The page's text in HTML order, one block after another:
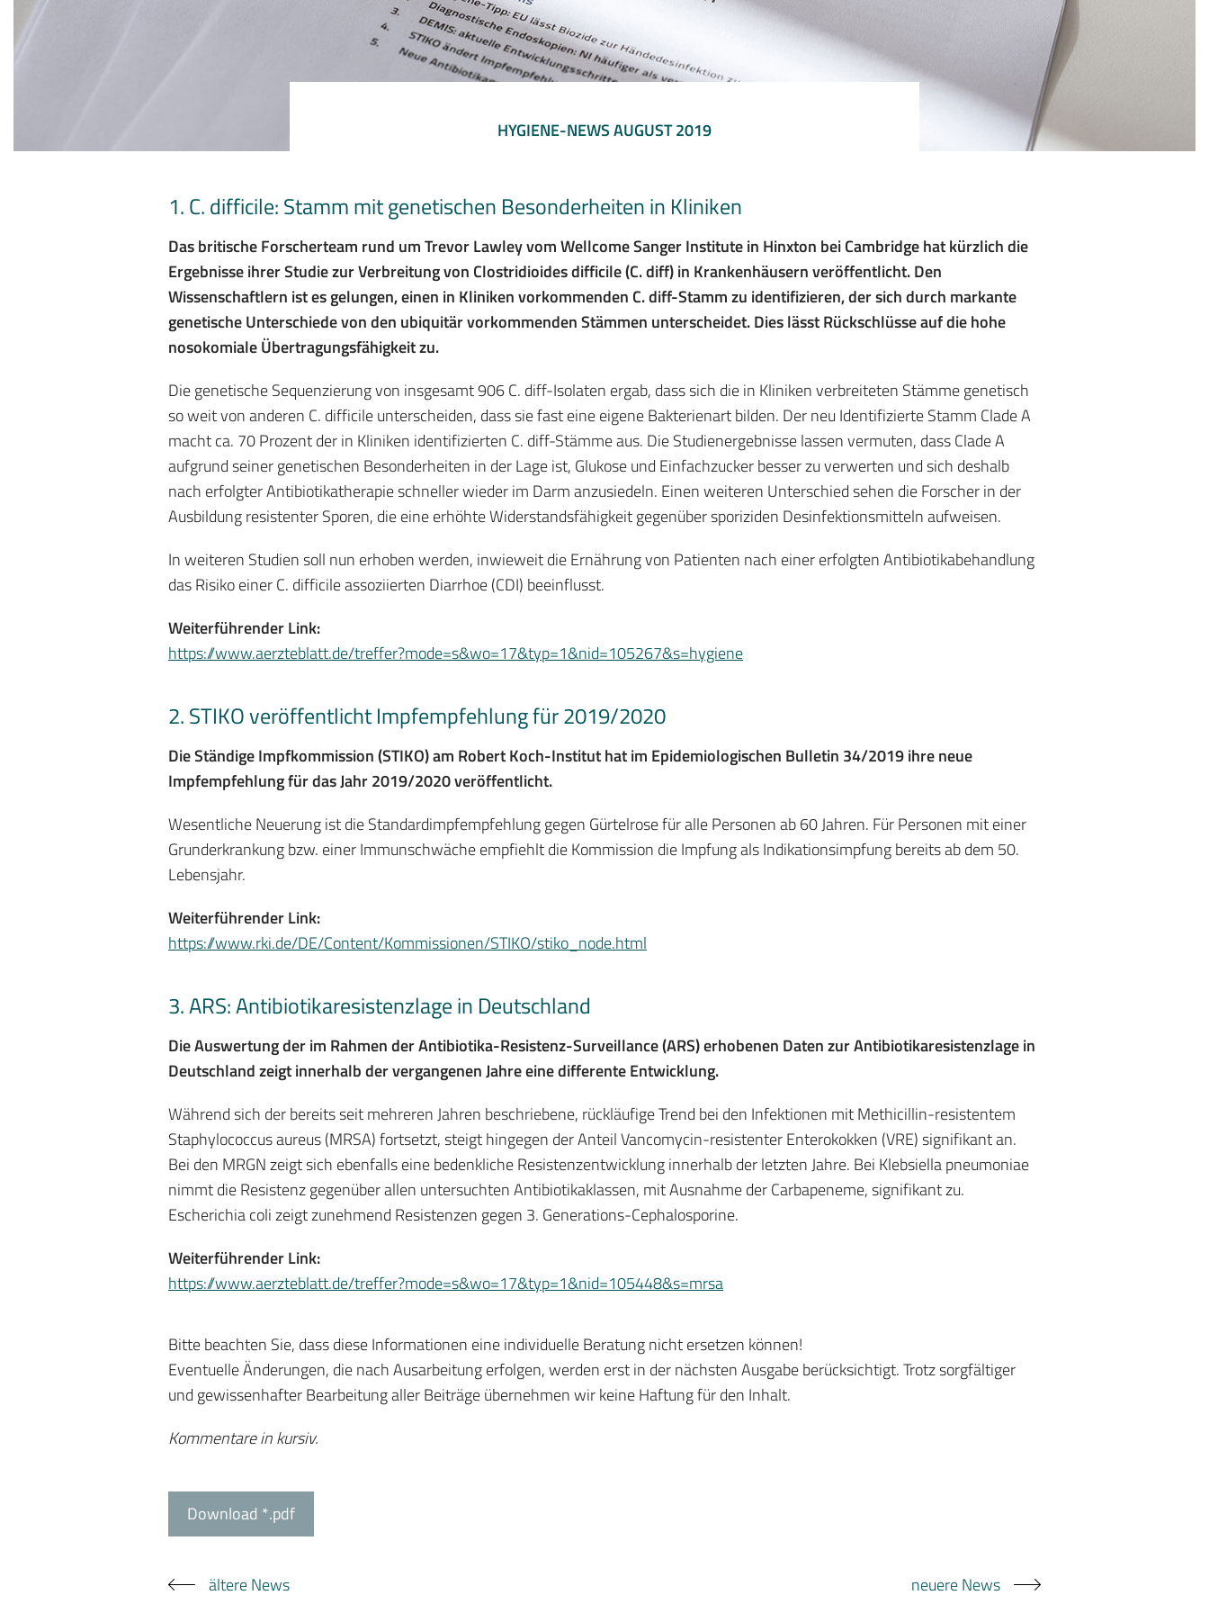
HYGIENE-NEWS AUGUST 2019
1. C. difficile: Stamm mit genetischen Besonderheiten in Kliniken
Das britische Forscherteam rund um Trevor Lawley vom Wellcome Sanger Institute in Hinxton bei Cambridge hat kürzlich die
Ergebnisse ihrer Studie zur Verbreitung von Clostridioides difficile (C. diff) in Krankenhäusern veröffentlicht. Den
Wissenschaftlern ist es gelungen, einen in Kliniken vorkommenden C. diff-Stamm zu identifizieren, der sich durch markante
genetische Unterschiede von den ubiquitär vorkommenden Stämmen unterscheidet. Dies lässt Rückschlüsse auf die hohe
nosokomiale Übertragungsfähigkeit zu.
Die genetische Sequenzierung von insgesamt 906 C. diff-Isolaten ergab, dass sich die in Kliniken verbreiteten Stämme genetisch
so weit von anderen C. difficile unterscheiden, dass sie fast eine eigene Bakterienart bilden. Der neu Identifizierte Stamm Clade A
macht ca. 70 Prozent der in Kliniken identifizierten C. diff-Stämme aus. Die Studienergebnisse lassen vermuten, dass Clade A
aufgrund seiner genetischen Besonderheiten in der Lage ist, Glukose und Einfachzucker besser zu verwerten und sich deshalb
nach erfolgter Antibiotikatherapie schneller wieder im Darm anzusiedeln. Einen weiteren Unterschied sehen die Forscher in der
Ausbildung resistenter Sporen, die eine erhöhte Widerstandsfähigkeit gegenüber sporiziden Desinfektionsmitteln aufweisen.
In weiteren Studien soll nun erhoben werden, inwieweit die Ernährung von Patienten nach einer erfolgten Antibiotikabehandlung
das Risiko einer C. difficile assoziierten Diarrhoe (CDI) beeinflusst.
Weiterführender Link:
https://www.aerzteblatt.de/treffer?mode=s&wo=17&typ=1&nid=105267&s=hygiene
2. STIKO veröffentlicht Impfempfehlung für 2019/2020
Die Ständige Impfkommission (STIKO) am Robert Koch-Institut hat im Epidemiologischen Bulletin 34/2019 ihre neue
Impfempfehlung für das Jahr 2019/2020 veröffentlicht.
Wesentliche Neuerung ist die Standardimpfempfehlung gegen Gürtelrose für alle Personen ab 60 Jahren. Für Personen mit einer
Grunderkrankung bzw. einer Immunschwäche empfiehlt die Kommission die Impfung als Indikationsimpfung bereits ab dem 50.
Lebensjahr.
Weiterführender Link:
https://www.rki.de/DE/Content/Kommissionen/STIKO/stiko_node.html
3. ARS: Antibiotikaresistenzlage in Deutschland
Die Auswertung der im Rahmen der Antibiotika-Resistenz-Surveillance (ARS) erhobenen Daten zur Antibiotikaresistenzlage in
Deutschland zeigt innerhalb der vergangenen Jahre eine differente Entwicklung.
Während sich der bereits seit mehreren Jahren beschriebene, rückläufige Trend bei den Infektionen mit Methicillin-resistentem
Staphylococcus aureus (MRSA) fortsetzt, steigt hingegen der Anteil Vancomycin-resistenter Enterokokken (VRE) signifikant an.
Bei den MRGN zeigt sich ebenfalls eine bedenkliche Resistenzentwicklung innerhalb der letzten Jahre. Bei Klebsiella pneumoniae
nimmt die Resistenz gegenüber allen untersuchten Antibiotikaklassen, mit Ausnahme der Carbapeneme, signifikant zu.
Escherichia coli zeigt zunehmend Resistenzen gegen 3. Generations-Cephalosporine.
Weiterführender Link:
https://www.aerzteblatt.de/treffer?mode=s&wo=17&typ=1&nid=105448&s=mrsa
Bitte beachten Sie, dass diese Informationen eine individuelle Beratung nicht ersetzen können!
Eventuelle Änderungen, die nach Ausarbeitung erfolgen, werden erst in der nächsten Ausgabe berücksichtigt. Trotz sorgfältiger
und gewissenhafter Bearbeitung aller Beiträge übernehmen wir keine Haftung für den Inhalt.
Kommentare in kursiv.
Download *.pdf
ältere News neuere News